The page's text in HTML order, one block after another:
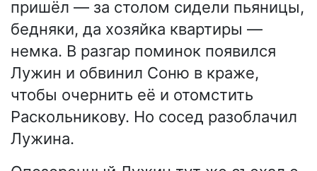
пришёл — за столом сидели пьяницы,
бедняки, да хозяйка квартиры —
немка. В разгар поминок появился
Лужин и обвинил Соню в краже,
чтобы очернить её и отомстить
Раскольникову. Но сосед разоблачил
Лужина.